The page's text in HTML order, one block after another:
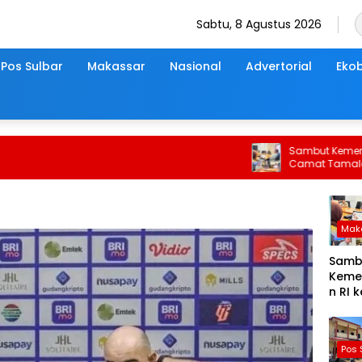
Sabtu, 8 Agustus 2026
Pos Sulbar Makassar Nasional Advertorial
Sambut
Camat Tamalate
n RI
Pos